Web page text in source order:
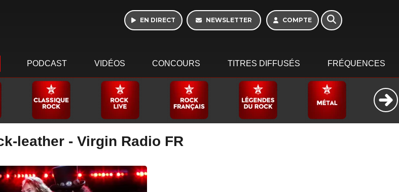
EN DIRECT NEWSLETTER COMPTE
PODCAST VIDÉOS CONCOURS TITRES DIFFUSÉS FRÉQUENCES
leather - Virgin Radio FR